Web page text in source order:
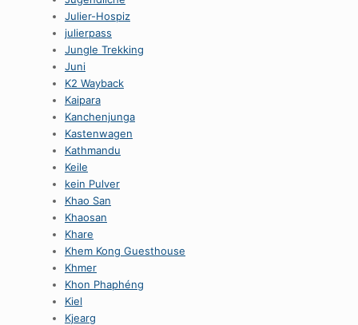
Julier-Hospiz
julierpass
Jungle Trekking
Juni
K2 Wayback
Kaipara
Kanchenjunga
Kastenwagen
Kathmandu
Keile
kein Pulver
Khao San
Khaosan
Khare
Khem Kong Guesthouse
Khmer
Khon Phaphéng
Kiel
Kjearg